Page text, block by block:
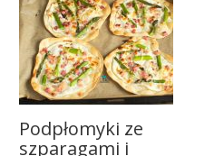
Podpłomyki ze
szparagami i